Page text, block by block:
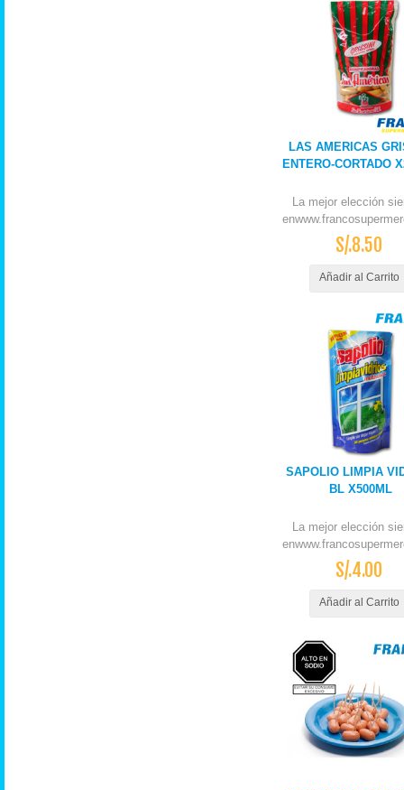
LAS AMERICAS
ENTERO-CORTADO
La mejor elección
S/.8.50
Añadir al Carrito
SAPOLIO LIMPIA
BL X500ML
La mejor elección
S/.4.00
Añadir al Carrito